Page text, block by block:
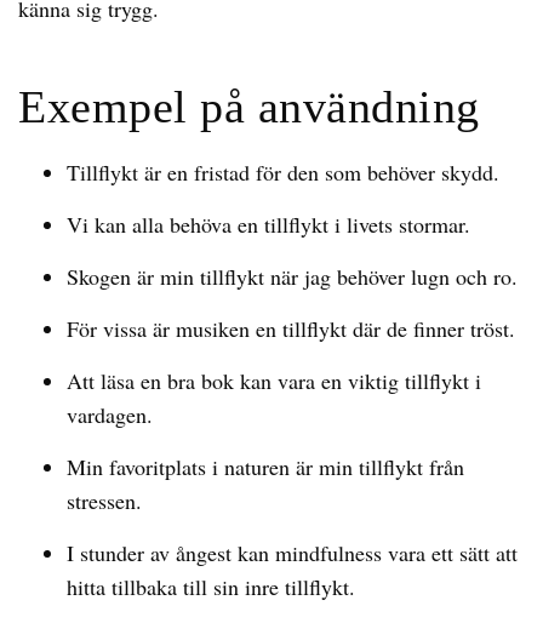
känna sig trygg.
Exempel på användning
Tillflykt är en fristad för den som behöver skydd.
Vi kan alla behöva en tillflykt i livets stormar.
Skogen är min tillflykt när jag behöver lugn och ro.
För vissa är musiken en tillflykt där de finner tröst.
Att läsa en bra bok kan vara en viktig tillflykt i
vardagen.
Min favoritplats i naturen är min tillflykt från
stressen.
I stunder av ångest kan mindfulness vara ett sätt att
hitta tillbaka till sin inre tillflykt.